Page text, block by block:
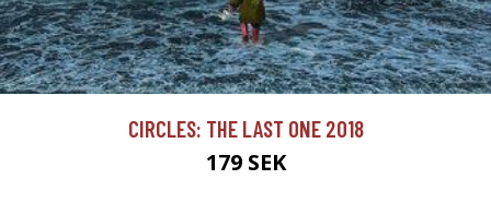
CIRCLES: THE LAST ONE 2018
179 SEK